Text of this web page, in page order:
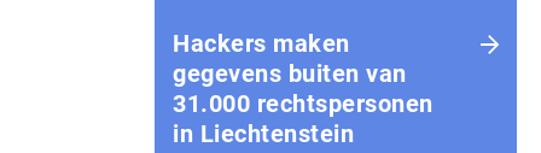
Hackers maken
gegevens buiten van
31.000 rechtspersonen
in Liechtenstein